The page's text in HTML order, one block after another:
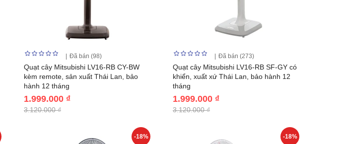
Đã bán (98)
Quạt cây Mitsubishi LV16-RB CY-BW
kèm remote, sản xuất Thái Lan, bảo
hành 12 tháng
1.999.000 ₫
3.120.000 ₫
Đã bán (273)
Quạt cây Mitsubishi LV16-RB SF-GY có
khiển, xuất xứ Thái Lan, bảo hành 12
tháng
1.999.000 ₫
3.120.000 ₫
-18% -18%